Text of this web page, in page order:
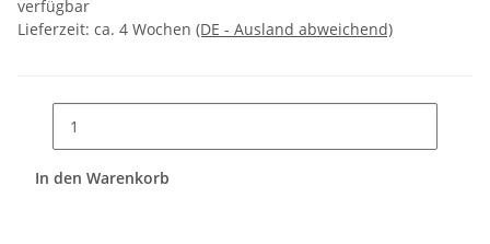
verfügbar
Lieferzeit: ca. 4 Wochen (DE - Ausland abweichend)
In den Warenkorb